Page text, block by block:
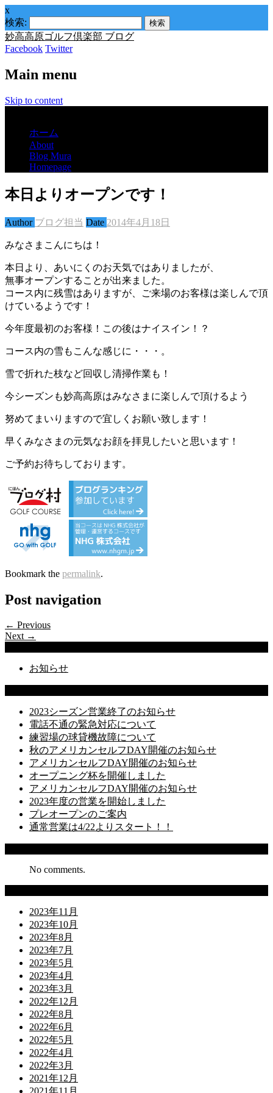
x
検索:
妙高高原ゴルフ倶楽部 ブログ
Facebook Twitter
Main menu
Skip to content
ホーム
About
Blog Mura
Homepage
本日よりオープンです！
Author ブログ担当 Date 2014年4月18日
みなさまこんにちは！
本日より、あいにくのお天気ではありましたが、
無事オープンすることが出来ました。
コース内に残雪はありますが、ご来場のお客様は楽しんで頂
けているようです！
今年度最初のお客様！この後はナイスイン！？
コース内の雪もこんな感じに・・・。
雪で折れた枝など回収し清掃作業も！
今シーズンも妙高高原はみなさまに楽しんで頂けるよう
努めてまいりますので宜しくお願い致します！
早くみなさまの元気なお顔を拝見したいと思います！
ご予約お待ちしております。
Bookmark the permalink.
Post navigation
← Previous
Next →
お知らせ
2023シーズン営業終了のお知らせ
電話不通の緊急対応について
練習場の球貸機故障について
秋のアメリカンセルフDAY開催のお知らせ
アメリカンセルフDAY開催のお知らせ
オープニング杯を開催しました
アメリカンセルフDAY開催のお知らせ
2023年度の営業を開始しました
プレオープンのご案内
通常営業は4/22よりスタート！！
No comments.
2023年11月
2023年10月
2023年8月
2023年7月
2023年5月
2023年4月
2023年3月
2022年12月
2022年8月
2022年6月
2022年5月
2022年4月
2022年3月
2021年12月